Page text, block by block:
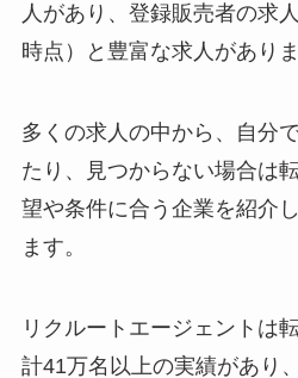
人があり、登録販売者の求
時点）と豊富な求人がありま
多くの求人の中から、自分
たり、見つからない場合は
望や条件に合う企業を紹介
ます。
リクルートエージェントは
計41万名以上の実績があり